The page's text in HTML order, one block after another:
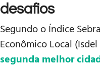
desafios
Segundo o Índice
Econômico Local
segunda melhor